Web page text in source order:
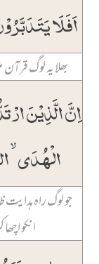
اَفَلَا
بھلا یہ لوگ
اِنَّ الَّذِیۡنَ
الۡہُدَی
جو لوگ راہ
انکو